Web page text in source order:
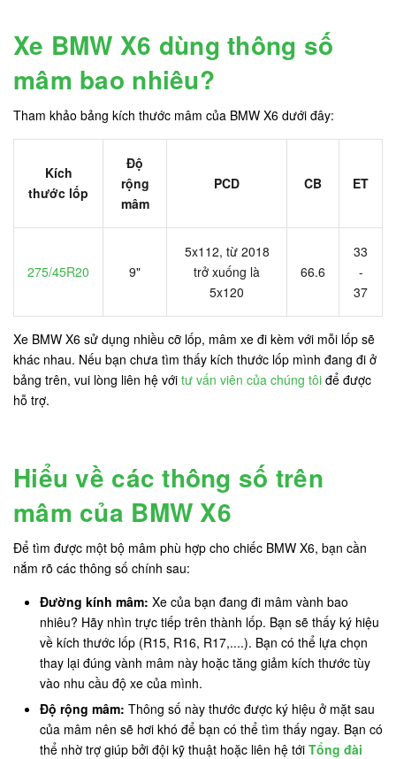
Xe BMW X6 dùng thông số
mâm bao nhiêu?
Tham khảo bảng kích thước mâm của BMW X6 dưới đây:
Kích
thước lốp
Độ
rộng
mâm
PCD CB ET
275/45R20 9"
5x112, từ 2018
trở xuống là
5x120
66.6
33
-
37
Xe BMW X6 sử dụng nhiều cỡ lốp, mâm xe đi kèm với mỗi lốp sẽ
khác nhau. Nếu bạn chưa tìm thấy kích thước lốp mình đang đi ở
bảng trên, vui lòng liên hệ với tư vấn viên của chúng tôi để được
hỗ trợ.
Hiểu về các thông số trên
mâm của BMW X6
Để tìm được một bộ mâm phù hợp cho chiếc BMW X6, bạn cần
nắm rõ các thông số chính sau:
Đường kính mâm: Xe của bạn đang đi mâm vành bao
nhiêu? Hãy nhìn trực tiếp trên thành lốp. Bạn sẽ thấy ký hiệu
về kích thước lốp (R15, R16, R17,....). Bạn có thể lựa chọn
thay lại đúng vành mâm này hoặc tăng giảm kích thước tùy
vào nhu cầu độ xe của mình.
Độ rộng mâm: Thông số này thước được ký hiệu ở mặt sau
của mâm nên sẽ hơi khó để bạn có thể tìm thấy ngay. Bạn có
thể nhờ trợ giúp bởi đội kỹ thuật hoặc liên hệ tới Tổng đài